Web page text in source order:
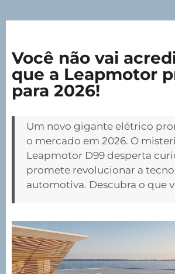
Você não vai
que a Leapmotor
para 2026!
Um novo gigante elétrico
o mercado em 2026. O
Leapmotor D99 desperta
promete revolucionar a
automotiva. Descubra o que